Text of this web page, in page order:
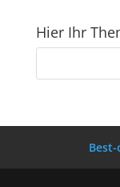
Hier Ihr